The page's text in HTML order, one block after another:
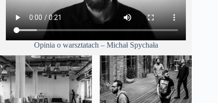
Opinia o warsztatach – Michał Spychała